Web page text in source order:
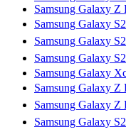
Samsung Galaxy
Samsung Galaxy
Samsung Galaxy
Samsung Galaxy
Samsung Galaxy
Samsung Galaxy
Samsung Galaxy
Samsung Galaxy